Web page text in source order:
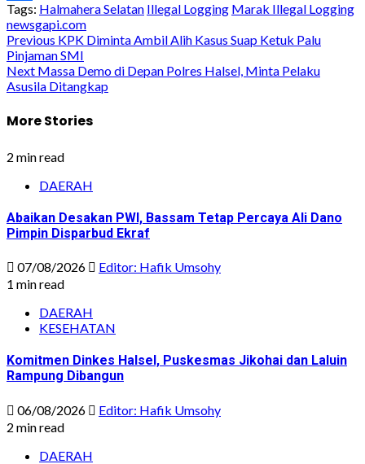
Share
Tags: Halmahera Selatan Illegal Logging Marak Illegal Logging
newsgapi.com
Post
navigation
Previous KPK Diminta Ambil Alih Kasus Suap Ketuk Palu
Pinjaman SMI
Next Massa Demo di Depan Polres Halsel, Minta Pelaku
Asusila Ditangkap
More Stories
2 min read
DAERAH
Abaikan Desakan PWI, Bassam Tetap Percaya Ali Dano
Pimpin Disparbud Ekraf
07/08/2026
Editor: Hafik Umsohy
1 min read
DAERAH
KESEHATAN
Komitmen Dinkes Halsel, Puskesmas Jikohai dan Laluin
Rampung Dibangun
06/08/2026
Editor: Hafik Umsohy
2 min read
DAERAH